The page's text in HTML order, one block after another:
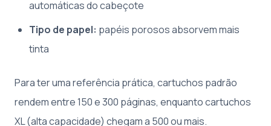
automáticas do cabeçote
Tipo de papel: papéis porosos absorvem mais
tinta
Para ter uma referência prática, cartuchos padrão
rendem entre 150 e 300 páginas, enquanto cartuchos
XL (alta capacidade) chegam a 500 ou mais.